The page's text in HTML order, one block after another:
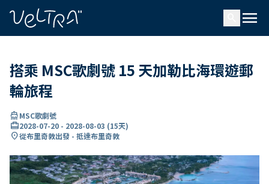
menu
搭乘 MSC歌劇號 15 天加勒比海環遊郵
輪旅程
directions_boatMSC歌劇號
card_travel2028-07-20 - 2028-08-03 (15天)
location_on從布里奇敦出發 - 抵達布里奇敦